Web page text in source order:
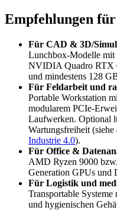
Empfehlungen für
Für CAD & 3D/
Lunchbox-Modelle mit
NVIDIA Quadro RTX
und mindestens 128
Für Feldarbeit und
Portable Workstation
modularem PCIe-
Laufwerken. Optional
Wartungsfreiheit (siehe
Industrie 4.0).
Für Office &
AMD Ryzen 9000
Generation GPUs und
Für Logistik und
Transportable
und hygienischen